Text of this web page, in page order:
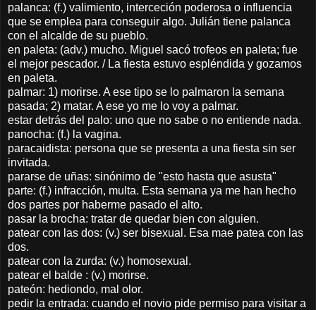
palanca: (f.) valimiento, interceción poderosa o influencia
que se emplea para conseguir algo. Julián tiene palanca
con el alcalde de su pueblo.
en paleta: (adv.) mucho. Miguel sacó trofeos en paleta; fue
el mejor pescador. / La fiesta estuvo espléndida y gozamos
en paleta.
palmar: 1) morirse. A ese tipo se lo palmaron la semana
pasada; 2) matar. A ese yo me lo voy a palmar.
estar detrás del palo: uno que no sabe o no entiende nada.
panocha: (f.) la vagina.
paracaidista: persona que se presenta a una fiesta sin ser
invitada.
pararse de uñas: sinónimo de "esto hasta que asusta"
parte: (f.) infracción, multa. Esta semana ya me han hecho
dos partes por haberme pasado el alto.
pasar la brocha: tratar de quedar bien con alguien.
patear con las dos: (v.) ser bisexual. Esa mae patea con las
dos.
patear con la zurda: (v.) homosexual.
patear el balde : (v.) morirse.
pateón: hediondo, mal olor.
pedir la entrada: cuando el novio pide permiso para visitar a